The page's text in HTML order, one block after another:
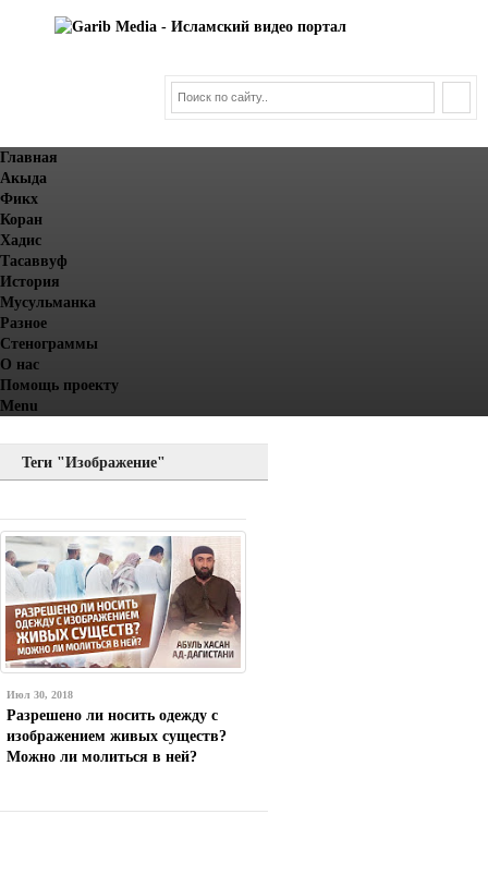
Главная
Акыда
Фикх
Коран
Хадис
Тасаввуф
История
Мусульманка
Разное
Стенограммы
О нас
Помощь проекту
Menu
Теги "Изображение"
Июл 30, 2018
Разрешено ли носить одежду с
изображением живых существ?
Можно ли молиться в ней?